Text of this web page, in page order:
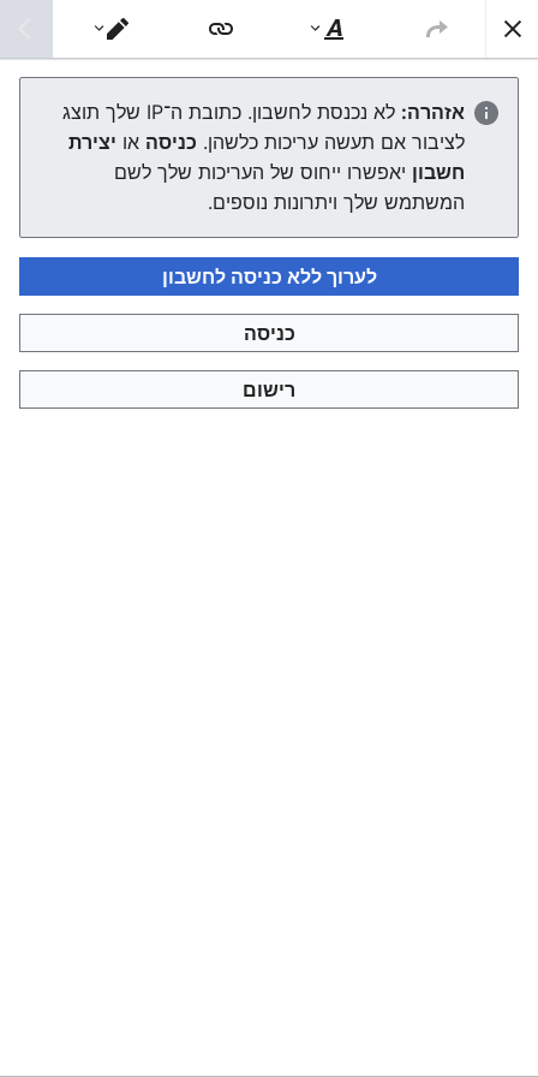
צפונות ויקי
רבי מתתיהו דלקארט
העורך ייטען עכשיו. אם ההודעה הזאת עדיין מוצגת לאחר כמה
שניות, אפשרלטעון את הדף מחדש.
מדיניות פרטיות תצוגת מחשבים
סגנוּן
טקסט
מעבר
עורך
אזהרה:
לא נכנסת לחשבון. כתובת ה־IP שלך תוצג
לציבור אם תעשה עריכות כלשהן. כניסה או יצירת
חשבון יאפשרו ייחוס של העריכות שלך לשם
המשתמש שלך ויתרונות נוספים.
לערוך ללא כניסה לחשבון
כניסה
רישום